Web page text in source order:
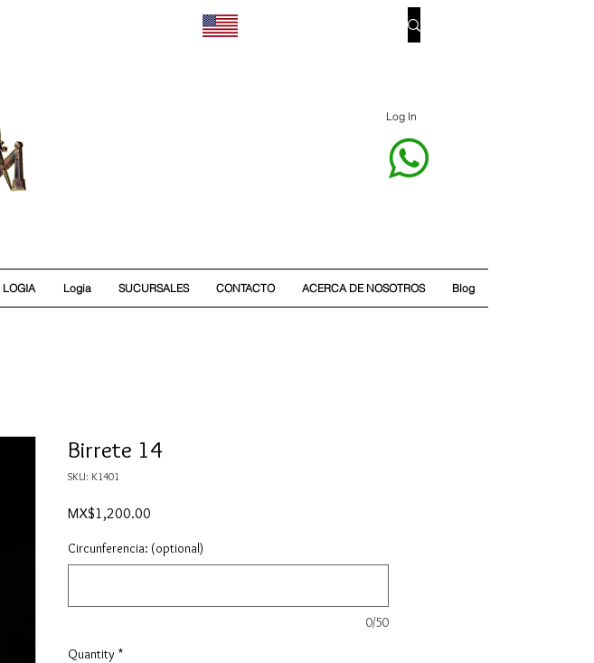
Log In
LOGIA Logia SUCURSALES CONTACTO ACERCA DE NOSOTROS Blog
Birrete 14
SKU: K1401
MX$1,200.00
Circunferencia: (optional)
0/50
Quantity *